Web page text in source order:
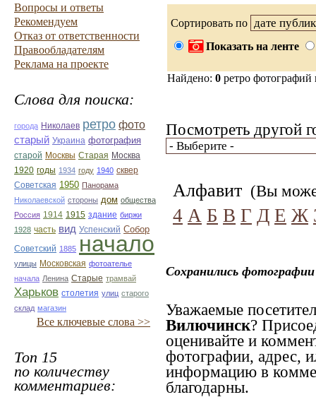
Вопросы и ответы
Рекомендуем
Отказ от ответственности
Правообладателям
Реклама на проекте
Слова для поиска:
города Николаев ретро фото
старый Украина фотография
старой Москвы Старая Москва
1920 годы 1934 году 1940 сквер
Советская 1950 Панорама
Николаевской стороны дом общества
Россия 1914 1915 здание биржи
1928 часть вид Успенский Собор
Советский 1885 начало
улицы Московская фотоателье
начала Ленина Старые трамвай
Харьков столетия улиц старого
склад магазин
Все ключевые слова >>
Топ 15
по количеству
комментариев:
Сортировать по
Показать на ленте
Найдено: 0 ретро
Посмотреть другой
Алфавит (Вы
4 А Б В Г Д Е Ж
Сохранились
Уважаемые
Вилючинск?
оценивайте и
фотографии, адрес,
информацию в
благодарны.